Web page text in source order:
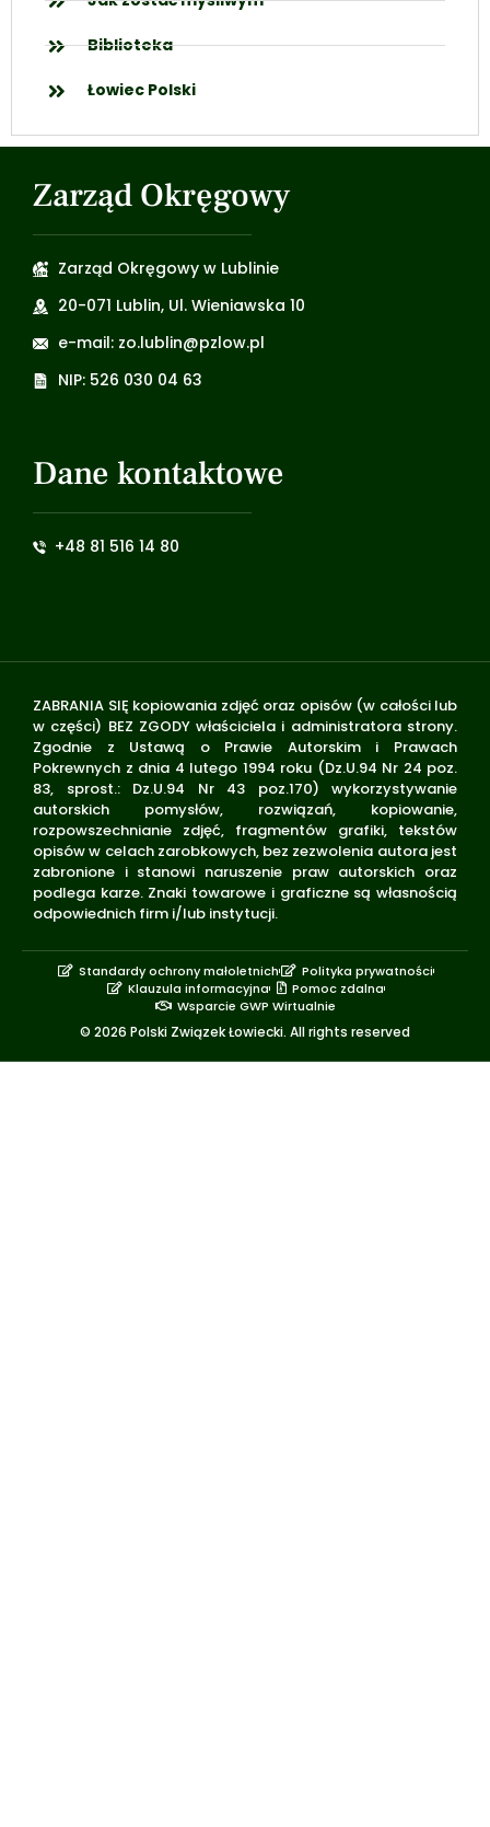
Biblioteka
Łowiec Polski
Zarząd Okręgowy
Zarząd Okręgowy w Lublinie
20-071 Lublin, Ul. Wieniawska 10
e-mail: zo.lublin@pzlow.pl
NIP: 526 030 04 63
Dane kontaktowe
+48 81 516 14 80
ZABRANIA SIĘ kopiowania zdjęć oraz opisów (w całości lub
w części) BEZ ZGODY właściciela i administratora strony.
Zgodnie z Ustawą o Prawie Autorskim i Prawach
Pokrewnych z dnia 4 lutego 1994 roku (Dz.U.94 Nr 24 poz.
83, sprost.: Dz.U.94 Nr 43 poz.170) wykorzystywanie
autorskich pomysłów, rozwiązań, kopiowanie,
rozpowszechnianie zdjęć, fragmentów grafiki, tekstów
opisów w celach zarobkowych, bez zezwolenia autora jest
zabronione i stanowi naruszenie praw autorskich oraz
podlega karze. Znaki towarowe i graficzne są własnością
odpowiednich firm i/lub instytucji.
© 2026 Polski Związek Łowiecki. All rights reserved
Standardy ochrony małoletnich
Polityka prywatności
Klauzula informacyjna
Pomoc zdalna
Wsparcie GWP Wirtualnie